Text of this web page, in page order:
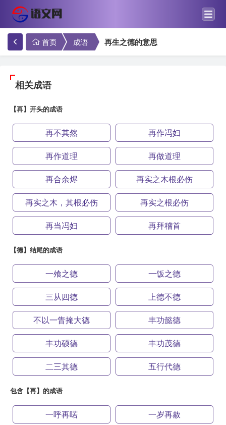
首页 成语 再生之德的意思
相关成语
【再】开头的成语
再不其然
再作冯妇
再作道理
再做道理
再合余烬
再实之木根必伤
再实之木，其根必伤
再实之根必伤
再当冯妇
再拜稽首
【德】结尾的成语
一飧之德
一饭之德
三从四德
上德不德
不以一眚掩大德
丰功懿德
丰功硕德
丰功茂德
二三其德
五行代德
包含【再】的成语
一呼再喏
一岁再赦